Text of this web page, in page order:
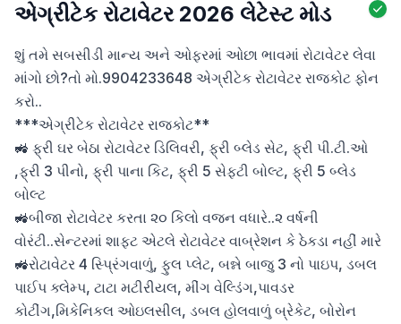
એગ્રીટેક રોટાવેટર 2026 લેટેસ્ટ મોડ
શું તમે સબસીડી માન્ય અને ઓફરમાં ઓછા ભાવમાં રોટાવેટર લેવા
માંગો છો?તો મો.9904233648 એગ્રીટેક રોટાવેટર રાજકોટ ફોન
કરો..
***એગ્રીટેક રોટાવેટર રાજકોટ**
🚜 ફ્રી ઘર બેઠા રોટાવેટર ડિલિવરી, ફ્રી બ્લેડ સેટ, ફ્રી પી.ટી.ઓ
,ફ્રી 3 પીનો, ફ્રી પાના કિટ, ફ્રી 5 સેફ્ટી બોલ્ટ, ફ્રી 5 બ્લેડ
બોલ્ટ
🚜બીજા રોટાવેટર કરતા ૨૦ કિલો વજન વધારે..૨ વર્ષની
વોરંટી..સેન્ટરમાં શાફ્ટ એટલે રોટાવેટર વાબ્રેશન કે ઠેકડા નહીં મારે
🚜રોટાવેટર 4 સ્પ્રિંગવાળું, ફુલ પ્લેટ, બન્ને બાજુ 3 નો પાઇપ, ડબલ
પાઈપ ક્લેમ્પ, ટાટા મટીરીયલ, મીંગ વેલ્ડિંગ,પાવડર
કોટીંગ,મિકેનિકલ ઓઇલસીલ, ડબલ હોલવાળું બ્રેકેટ, બોરોન